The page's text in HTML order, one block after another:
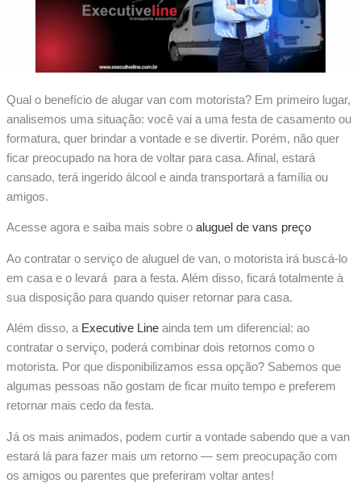
Qual o benefício de alugar van com motorista? Em primeiro lugar,
analisemos uma situação: você vai a uma festa de casamento ou
formatura, quer brindar a vontade e se divertir. Porém, não quer
ficar preocupado na hora de voltar para casa. Afinal, estará
cansado, terá ingerido álcool e ainda transportará a família ou
amigos.
Acesse agora e saiba mais sobre o aluguel de vans preço
Ao contratar o serviço de aluguel de van, o motorista irá buscá-lo
em casa e o levará para a festa. Além disso, ficará totalmente à
sua disposição para quando quiser retornar para casa.
Além disso, a Executive Lineainda tem um diferencial: ao
contratar o serviço, poderá combinar dois retornos como o
motorista. Por que disponibilizamos essa opção? Sabemos que
algumas pessoas não gostam de ficar muito tempo e preferem
retornar mais cedo da festa.
Já os mais animados, podem curtir a vontade sabendo que a van
estará lá para fazer mais um retorno — sem preocupação com
os amigos ou parentes que preferiram voltar antes!